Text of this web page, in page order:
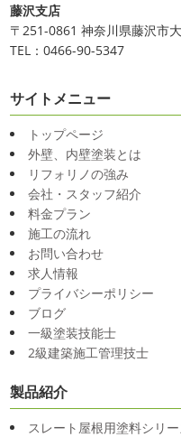
藤沢支店
〒251-0861 神奈川県藤沢市
TEL：0466-90-5347
サイトメニュー
トップページ
外壁、内壁塗装とは
リフォリノの強み
会社・スタッフ紹介
料金プラン
施工の流れ
お問い合わせ
求人情報
プライバシーポリシー
ブログ
一級塗装技能士
2級建築施工管理技士
製品紹介
スレート屋根用塗料シリ